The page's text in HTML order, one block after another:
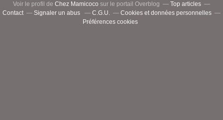
Voir le profil de Chez Mamicoco sur le portail Overblog
Top articles
Contact
Signaler un abus C.G.U.
Cookies et données personnelles
Préférences cookies